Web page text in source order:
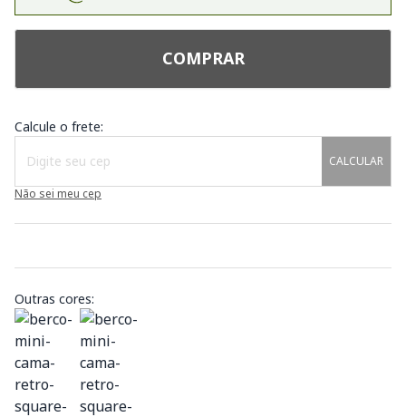
COMPRAR
Calcule o frete:
CALCULAR
Não sei meu cep
Outras cores: